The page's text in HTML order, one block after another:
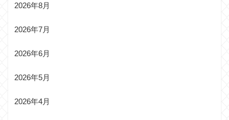
2026年8月
2026年7月
2026年6月
2026年5月
2026年4月